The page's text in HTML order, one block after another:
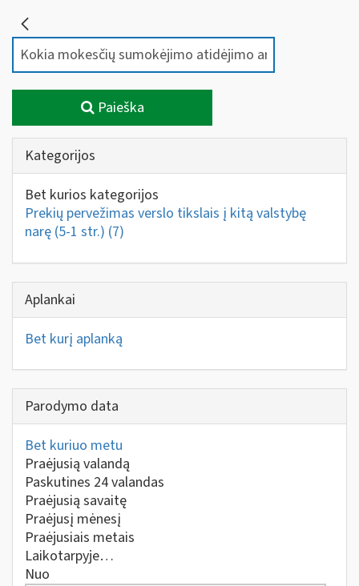
Paieška
Kategorijos
Bet kurios kategorijos
Prekių pervežimas verslo tikslais į kitą valstybę
narę (5-1 str.) (7)
Aplankai
Bet kurį aplanką
Parodymo data
Bet kuriuo metu
Praėjusią valandą
Paskutines 24 valandas
Praėjusią savaitę
Praėjusį mėnesį
Praėjusiais metais
Laikotarpyje…
Nuo